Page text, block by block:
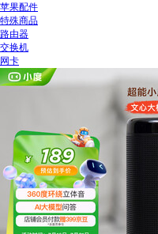
苹果配件
特殊商品
路由器
交换机
网卡